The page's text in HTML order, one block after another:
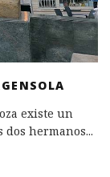
existe un
dos hermanos...